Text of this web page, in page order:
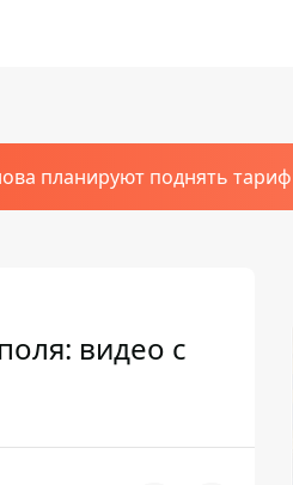
планируют поднять тариф
видео с